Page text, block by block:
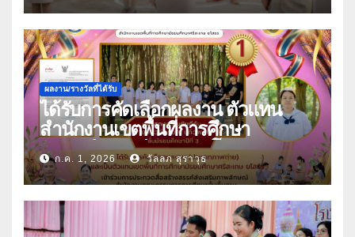
ผลงาน/รางวัลที่ได้รับ
ได้รับการคัดเลือกผลงาน ตัวแทน
สำนักงานเขตพื้นที่การศึกษา
มัธยมศึกษาศรีสะเกษ ยโสธร
ก.ค. 1, 2026 วัลลภ สุราวุธ